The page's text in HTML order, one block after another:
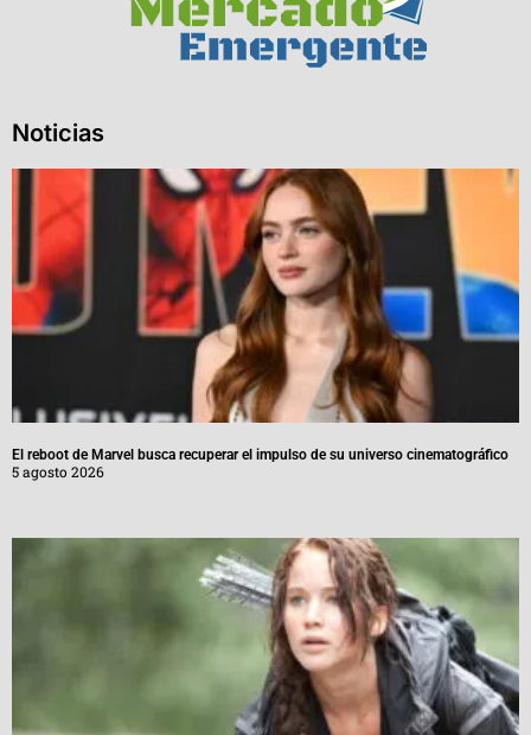
Noticias
El reboot de Marvel busca recuperar el impulso de su universo cinematográfico
5 agosto 2026